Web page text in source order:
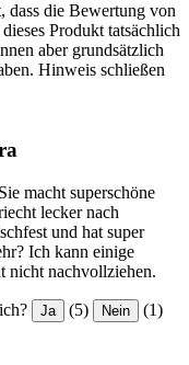
dass die Bewertung von
Produkt tatsächlich
aber grundsätzlich
Hinweis schließen
macht superschöne
lecker nach
und hat super
Ich kann einige
nicht nachvollziehen.
Ja (5) Nein (1)